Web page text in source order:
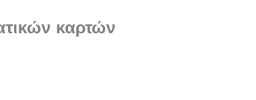
καρτών